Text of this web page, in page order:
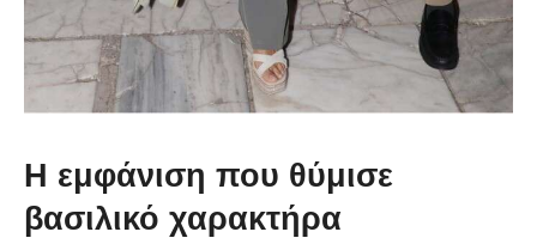
Η εμφάνιση που θύμισε
βασιλικό χαρακτήρα